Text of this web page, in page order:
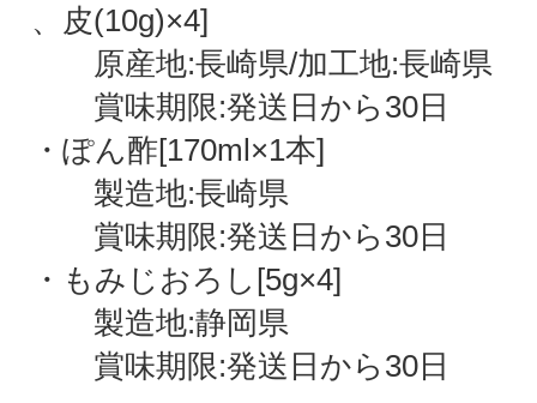
、皮(10g)×4]
原産地:長崎県/加工地:長崎県
賞味期限:発送日から30日
・ぽん酢[170ml×1本]
製造地:長崎県
賞味期限:発送日から30日
・もみじおろし[5g×4]
製造地:静岡県
賞味期限:発送日から30日